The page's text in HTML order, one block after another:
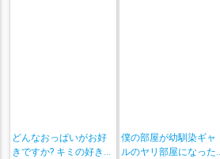
どんなおっぱいがお好
きですか? キミの好きな
僕の部屋が幼馴染ギャ
ルのヤリ部屋になった